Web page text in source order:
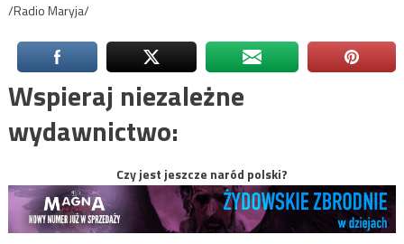
/Radio Maryja/
Wspieraj niezależne
wydawnictwo:
Czy jest jeszcze naród polski?